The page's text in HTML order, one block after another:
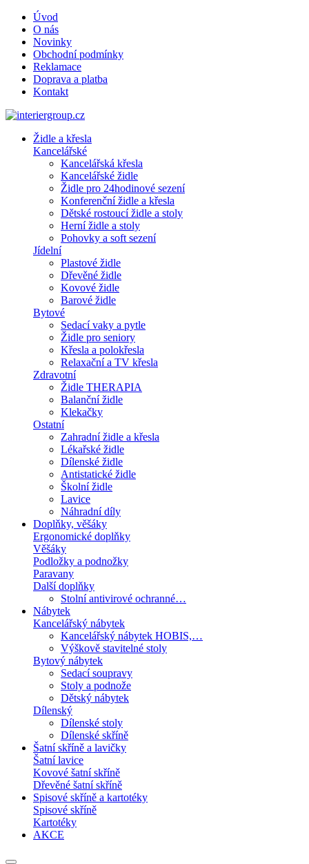
Úvod
O nás
Novinky
Obchodní podmínky
Reklamace
Doprava a platba
Kontakt
Židle a křesla
Kancelářské
Kancelářská křesla
Kancelářské židle
Židle pro 24hodinové sezení
Konferenční židle a křesla
Dětské rostoucí židle a stoly
Herní židle a stoly
Pohovky a soft sezení
Jídelní
Plastové židle
Dřevěné židle
Kovové židle
Barové židle
Bytové
Sedací vaky a pytle
Židle pro seniory
Křesla a polokřesla
Relaxační a TV křesla
Zdravotní
Židle THERAPIA
Balanční židle
Klekačky
Ostatní
Zahradní židle a křesla
Lékařské židle
Dílenské židle
Antistatické židle
Školní židle
Lavice
Náhradní díly
Doplňky, věšáky
Ergonomické doplňky
Věšáky
Podložky a podnožky
Paravany
Další doplňky
Stolní antivirové ochranné…
Nábytek
Kancelářský nábytek
Kancelářský nábytek HOBIS,…
Výškově stavitelné stoly
Bytový nábytek
Sedací soupravy
Stoly a podnože
Dětský nábytek
Dílenský
Dílenské stoly
Dílenské skříně
Šatní skříně a lavičky
Šatní lavice
Kovové šatní skříně
Dřevěné šatní skříně
Spisové skříně a kartotéky
Spisové skříně
Kartotéky
AKCE